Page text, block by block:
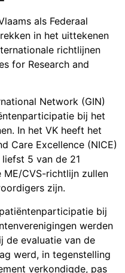
als Federaal
in het uittekenen
richtlijnen
for Research and
Network (GIN)
bij het
In het VK heeft het
Care Excellence (NICE)
5 van de 21
ME/CVS-richtlijn zullen
zijn.
bij
werden
de evaluatie van de
werd, in tegenstelling
verkondigde, pas